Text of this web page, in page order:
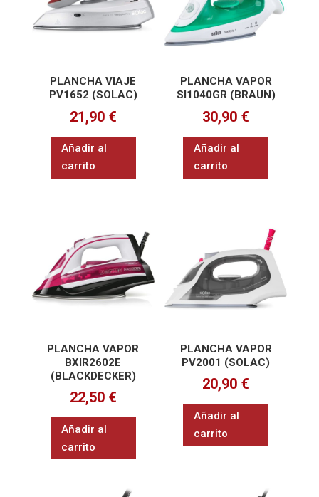
PLANCHA VIAJE
PV1652 (SOLAC)
21,90 €
Añadir al
carrito
PLANCHA VAPOR
SI1040GR (BRAUN)
30,90 €
Añadir al
carrito
PLANCHA VAPOR
BXIR2602E
(BLACKDECKER)
22,50 €
Añadir al
carrito
PLANCHA VAPOR
PV2001 (SOLAC)
20,90 €
Añadir al
carrito